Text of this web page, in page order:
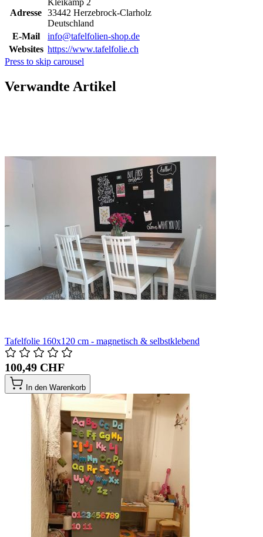
Adresse
Kleikamp 2
33442 Herzebrock-Clarholz
Deutschland
E-Mail
info@tafelfolien-shop.de
Websites https://www.tafelfolie.ch
Press to skip carousel
Verwandte Artikel
Tafelfolie 160x120 cm - magnetisch & selbstklebend
100,49 CHF
In den Warenkorb